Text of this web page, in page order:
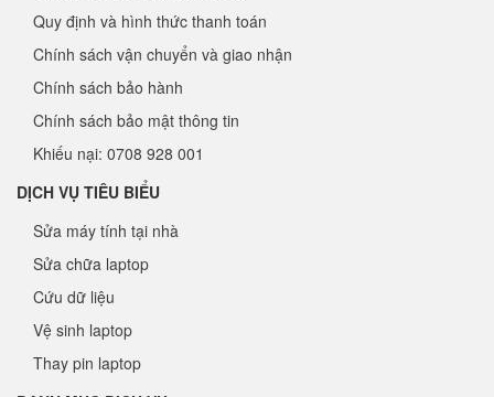
Quy định và hình thức thanh toán
Chính sách vận chuyển và giao nhận
Chính sách bảo hành
Chính sách bảo mật thông tin
Khiếu nại: 0708 928 001
DỊCH VỤ TIÊU BIỂU
Sửa máy tính tại nhà
Sửa chữa laptop
Cứu dữ liệu
Vệ sinh laptop
Thay pin laptop